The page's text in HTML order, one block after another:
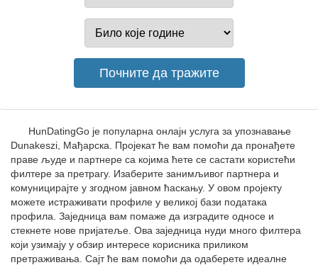
HunDatingGo је популарна онлајн услуга за упознавање
Dunakeszi, Мађарска. Пројекат ће вам помоћи да пронађете
праве људе и партнере са којима ћете се састати користећи
филтере за претрагу. Изаберите занимљивог партнера и
комуницирајте у згодном јавном ћаскању. У овом пројекту
можете истраживати профиле у великој бази података
профила. Заједница вам помаже да изградите односе и
стекнете нове пријатеље. Ова заједница нуди много филтера
који узимају у обзир интересе корисника приликом
претраживања. Сајт ће вам помоћи да одаберете идеалне